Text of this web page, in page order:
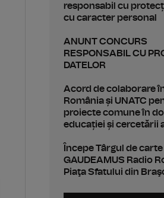
responsabil cu
cu caracter personal
ANUNT CONCURS
RESPONSABIL CU
DATELOR
Acord de colaborare
România și UNATC
proiecte comune în
educației și cercetării
Începe Târgul de carte
GAUDEAMUS Radio
Piaţa Sfatului din